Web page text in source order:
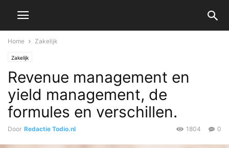
Home Zakelijk
Zakelijk
Revenue management en
yield management, de
formules en verschillen.
Door Redactie Todio.nl 0
1804